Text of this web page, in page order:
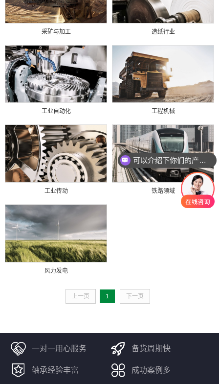
采矿与加工 造纸行业
工业自动化 工程机械
工业传动 铁路领域
风力发电
上一页 1 下一页
一对一用心服务 备货周期快
轴承经验丰富 成功案例多
可以介绍下你们的产品么